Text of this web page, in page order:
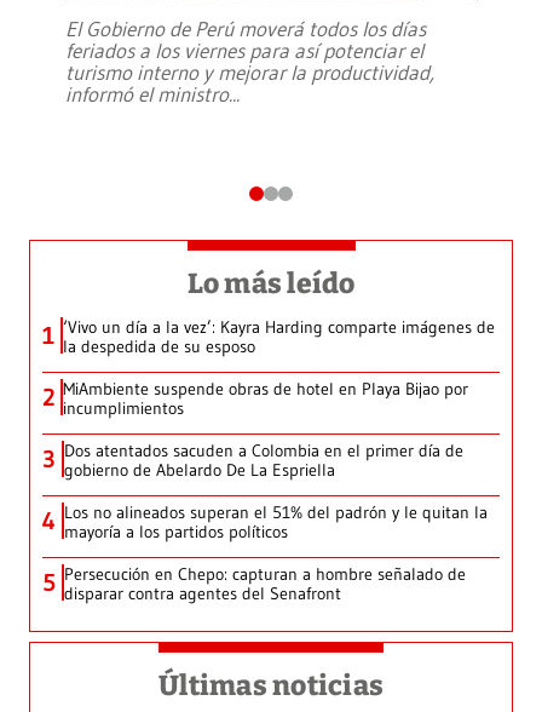
El Gobierno de Perú moverá todos los días
feriados a los viernes para así potenciar el
turismo interno y mejorar la productividad,
informó el ministro...
Lo más leído
1 ‘Vivo un día a la vez’: Kayra Harding comparte imágenes de
la despedida de su esposo
2 MiAmbiente suspende obras de hotel en Playa Bijao por
incumplimientos
3 Dos atentados sacuden a Colombia en el primer día de
gobierno de Abelardo De La Espriella
4 Los no alineados superan el 51% del padrón y le quitan la
mayoría a los partidos políticos
5 Persecución en Chepo: capturan a hombre señalado de
disparar contra agentes del Senafront
Últimas noticias